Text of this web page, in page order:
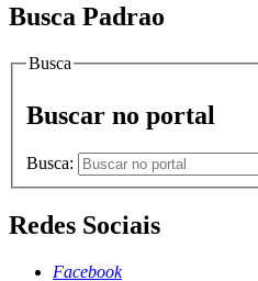
Busca Padrao
Busca
Buscar no portal
Busca:
Redes Sociais
Facebook